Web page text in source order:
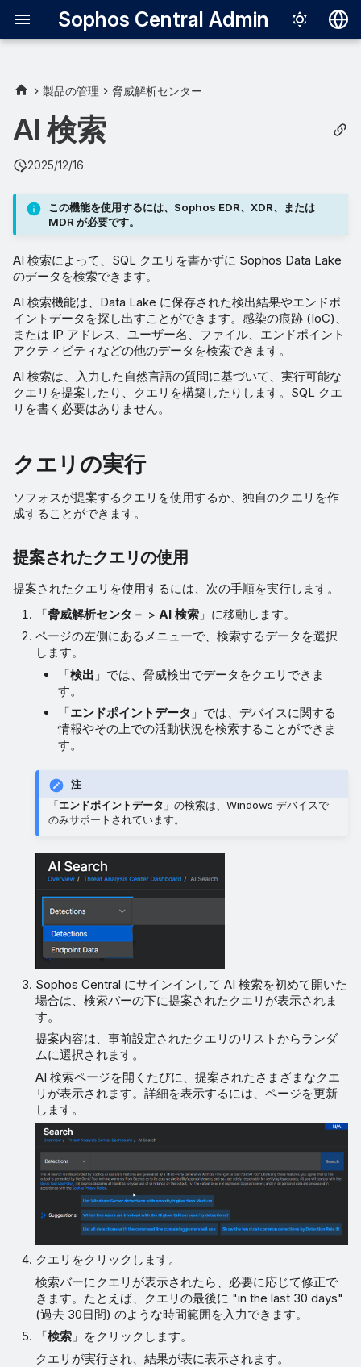
Sophos Central Admin
Italiano
日本語
Português
製品の管理 脅威解析センター
AI 検索
2025/12/16
この機能を使用するには、Sophos EDR、XDR、または
MDR が必要です。
AI 検索によって、SQL クエリを書かずに Sophos Data Lake
のデータを検索できます。
AI 検索機能は、Data Lake に保存された検出結果やエンドポ
イントデータを探し出すことができます。感染の痕跡 (IoC)、
または IP アドレス、ユーザー名、ファイル、エンドポイント
アクティビティなどの他のデータを検索できます。
AI 検索は、入力した自然言語の質問に基づいて、実行可能な
クエリを提案したり、クエリを構築したりします。SQL クエ
リを書く必要はありません。
クエリの実行
ソフォスが提案するクエリを使用するか、独自のクエリを作
成することができます。
提案されたクエリの使用
提案されたクエリを使用するには、次の手順を実行します。
「脅威解析センタ－ >AI 検索 」に移動します。
ページの左側にあるメニューで、検索するデータを選択
します。
「検出 」では、脅威検出でデータをクエリできま
す。
「エンドポイントデータ 」では、デバイスに関する
情報やその上での活動状況を検索することができま
す。
注
「エンドポイントデータ 」の検索は、Windows デバイスで
のみサポートされています。
Sophos Central にサインインして AI 検索を初めて開いた
場合は、検索バーの下に提案されたクエリが表示されま
す。
提案内容は、事前設定されたクエリのリストからランダ
ムに選択されます。
AI 検索ページを開くたびに、提案されたさまざまなクエ
リが表示されます。詳細を表示するには、ページを更新
します。
クエリをクリックします。
検索バーにクエリが表示されたら、必要に応じて修正で
きます。たとえば、クエリの最後に "in the last 30 days"
(過去 30日間) のような時間範囲を入力できます。
「検索 」をクリックします。
クエリが実行され、結果が表に表示されます。